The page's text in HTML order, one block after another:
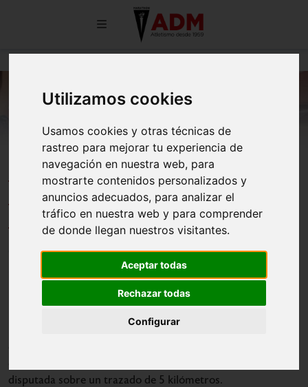
Utilizamos cookies
Usamos cookies y otras técnicas de
rastreo para mejorar tu experiencia de
navegación en nuestra web, para
mostrarte contenidos personalizados y
anuncios adecuados, para analizar el
tráfico en nuestra web y para comprender
de donde llegan nuestros visitantes.
Aceptar todas
Rechazar todas
Configurar
NOELIA SALAS MARTÍNEZ GANA
LA CARRERA POPULAR FIESTAS
BARRIO GETAFE NORTE
01/07/2026
rincón en la historia. El Barrio Getafe Norte de la localidad
disputada sobre un trazado de 5 kilómetros.